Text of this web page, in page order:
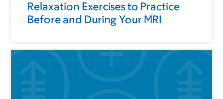
Relaxation Exercises to Practice
Before and During Your MRI